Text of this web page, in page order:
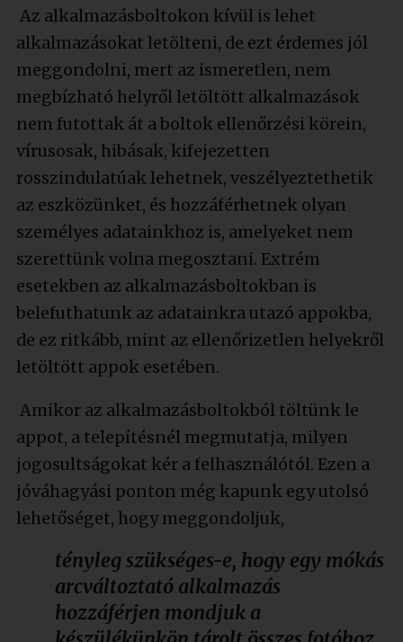
Az alkalmazásboltokon kívül is lehet
alkalmazásokat letölteni, de ezt érdemes jól
meggondolni, mert az ismeretlen, nem
megbízható helyről letöltött alkalmazások
nem futottak át a boltok ellenőrzési körein,
vírusosak, hibásak, kifejezetten
rosszindulatúak lehetnek, veszélyeztethetik
az eszközünket, és hozzáférhetnek olyan
személyes adatainkhoz is, amelyeket nem
szerettünk volna megosztani. Extrém
esetekben az alkalmazásboltokban is
belefuthatunk az adatainkra utazó appokba,
de ez ritkább, mint az ellenőrizetlen helyekről
letöltött appok esetében.
Amikor az alkalmazásboltokból töltünk le
appot, a telepítésnél megmutatja, milyen
jogosultságokat kér a felhasználótól. Ezen a
jóváhagyási ponton még kapunk egy utolsó
lehetőséget, hogy meggondoljuk,
tényleg szükséges-e, hogy egy mókás
arcváltoztató alkalmazás
hozzáférjen mondjuk a